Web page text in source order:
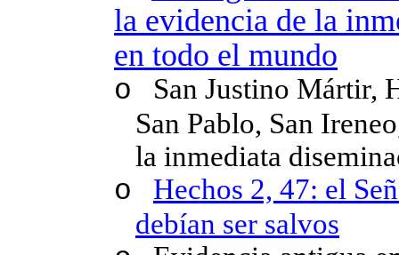
la evidencia de la
en todo el mundo
o
San Justino Mártir,
San Pablo, San
la inmediata
o
Hechos 2, 47: el
debían ser salvos